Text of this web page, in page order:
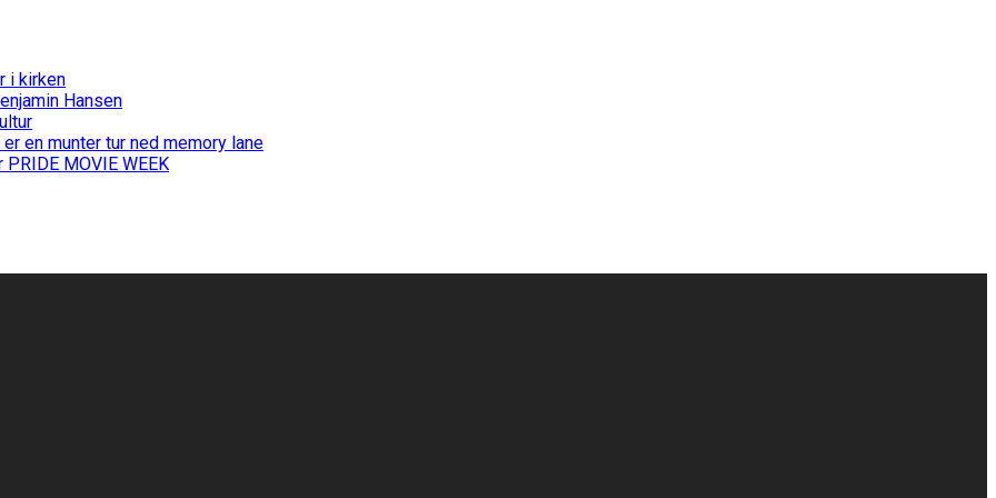
i kirken
Hansen
en munter tur ned memory lane
MOVIE WEEK